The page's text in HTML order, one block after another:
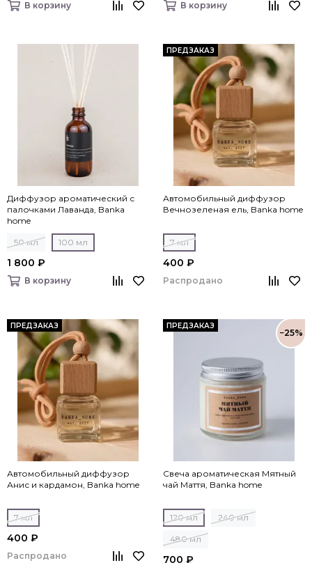
В корзину В корзину
Диффузор ароматический с
палочками Лаванда, Banka
home
50 мл 100 мл
1 800 ₽
В корзину
ПРЕДЗАКАЗ
Автомобильный диффузор
Вечнозеленая ель, Banka home
7 мл
400 ₽
Распродано
ПРЕДЗАКАЗ
Автомобильный диффузор
Анис и кардамон, Banka home
7 мл
400 ₽
Распродано
ПРЕДЗАКАЗ
−25%
Свеча ароматическая Мятный
чай Маття, Banka home
120 мл 240 мл
480 мл
700 ₽